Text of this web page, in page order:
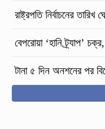
রাষ্ট্রপতি নির্বাচনের তারিখ
বেপরোয়া ‘হানি ট্র্যাপ’
টানা ৫ দিন অনশনের পর